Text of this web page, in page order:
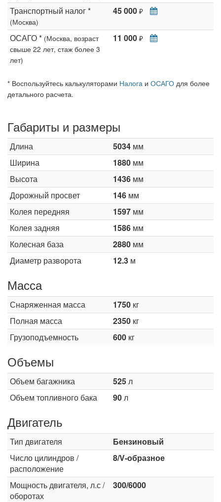
Транспортный налог *
(Москва)
45 000 ₽
ОСАГО * (Москва, возраст
свыше 22 лет, стаж более 3
лет)
11 000 ₽
* Воспользуйтесь калькуляторами Налога и ОСАГО для более
детального расчета.
Габариты и размеры
Длина 5034 мм
Ширина
1880 мм
Высота
1436 мм
Дорожный просвет
146 мм
Колея передняя
1597 мм
Колея задняя
1586 мм
Колесная база
2880 мм
Диаметр разворота
12.3 м
Масса
Снаряженная масса 1750 кг
Полная масса
2350 кг
Грузоподъемность
600 кг
Объемы
Объем багажника 525л
Объем топливного бака
90л
Двигатель
Тип двигателя
Бензиновый
Число цилиндров /
расположение
8/V-образное
Мощность двигателя, л.с /
оборотах
300/6000